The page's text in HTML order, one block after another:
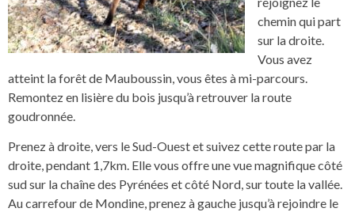
chemin qui part
sur la droite.
Vous avez
atteint la forêt de Mauboussin, vous êtes à mi-parcours.
Remontez en lisière du bois jusqu’à retrouver la route
goudronnée.
Prenez à droite, vers le Sud-Ouest et suivez cette route par la
droite, pendant 1,7km. Elle vous offre une vue magnifique côté
sud sur la chaîne des Pyrénées et côté Nord, sur toute la vallée.
Au carrefour de Mondine, prenez à gauche jusqu’à rejoindre le